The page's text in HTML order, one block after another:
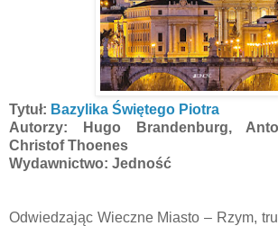
Tytuł: Bazylika Świętego Piotra
Autorzy: Hugo Brandenburg,
Christof Thoenes
Wydawnictwo: Jedność
Odwiedzając Wieczne Miasto – Rzym,